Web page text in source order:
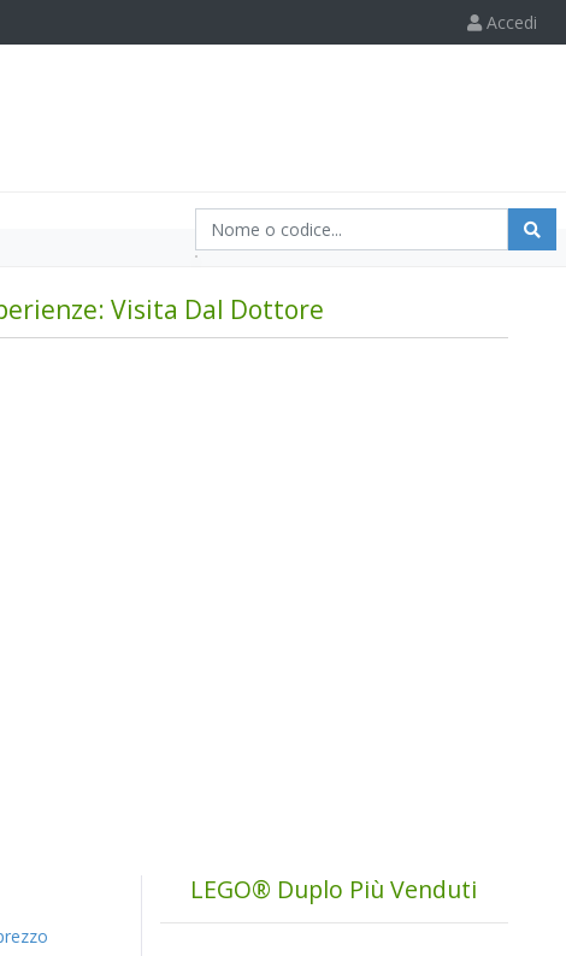
Accedi
Visita Dal Dottore
LEGO® Duplo Più Venduti